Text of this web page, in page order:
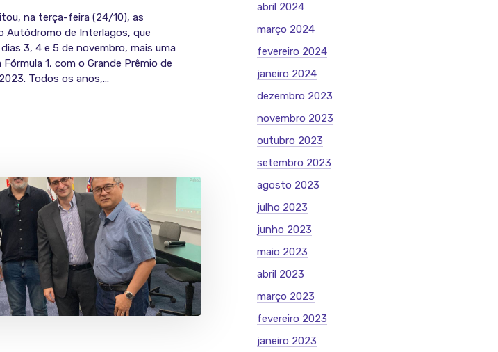
na terça-feira (24/10), as
Autódromo de Interlagos, que
3, 4 e 5 de novembro, mais uma
1, com o Grande Prêmio de
Todos os anos,...
abril 2024
março 2024
fevereiro 2024
janeiro 2024
dezembro 2023
novembro 2023
outubro 2023
setembro 2023
agosto 2023
julho 2023
junho 2023
maio 2023
abril 2023
março 2023
fevereiro 2023
janeiro 2023